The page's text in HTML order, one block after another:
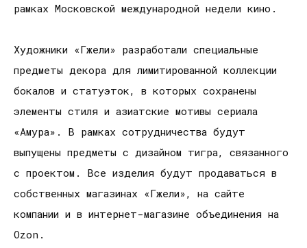
рамках Московской международной недели кино.
Художники «Гжели» разработали специальные
предметы декора для лимитированной коллекции
бокалов и статуэток, в которых сохранены
элементы стиля и азиатские мотивы сериала
«Амура». В рамках сотрудничества будут
выпущены предметы с дизайном тигра, связанного
с проектом. Все изделия будут продаваться в
собственных магазинах «Гжели», на сайте
компании и в интернет-магазине объединения на
Ozon.